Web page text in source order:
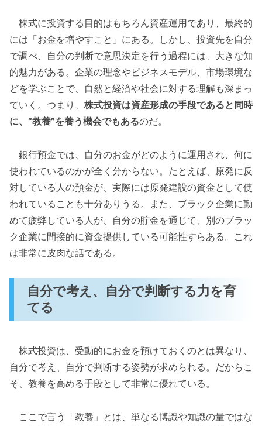
株式に投資する目的はもちろん資産運用であり、最終的
には「お金を増やすこと」にある。しかし、投資先を自分
で調べ、自分の判断で意思決定を行う過程には、大きな知
的魅力がある。企業の理念やビジネスモデル、市場環境な
どを学ぶことで、自然と経済や社会に対する理解も深まっ
ていく。つまり、 株式投資は資産形成の手段であると同時
に、“教養”を養う機会でもあるのだ。
銀行預金では、自分のお金がどのように運用され、何に
使われているのかが全く分からない。たとえば、原発に反
対している人の預金が、実際には原発建設の資金として使
われていることも十分ありうる。また、ブラック企業に勤
めて疲弊している人が、自分の貯金を通じて、別のブラッ
ク企業に間接的に資金提供している可能性すらある。これ
は非常に皮肉な話である。
自分で考え、自分で判断する力を育
てる
株式投資は、受動的にお金を預けておくのとは異なり、
自分で考え、自分で判断する姿勢が求められる。だからこ
そ、教養を高める手段として非常に優れている。
ここで言う「教養」とは、単なる博識や知識の量ではな